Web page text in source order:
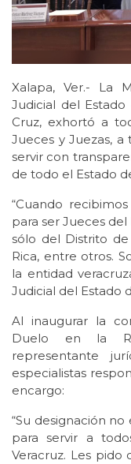
Xalapa, Ver.- La
Judicial del
Cruz, exhortó a
Jueces y Juezas,
servir con
de todo el Estado
“Cuando
para ser Jueces
sólo del Distrito de
Rica, entre otros.
la entidad
Judicial del Estado
Al inaugurar la
Duelo en la
representante
especialistas
encargo:
“Su designación
para servir a
Veracruz. Les